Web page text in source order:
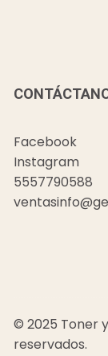
Facebook
Instagram
5557790588
© 2025 Toner
reservados.